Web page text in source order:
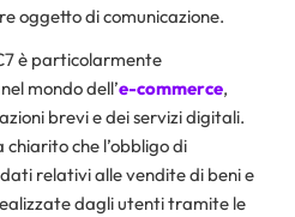
oggetto di comunicazione.
è particolarmente
mondo dell’e-commerce,
brevi e dei servizi digitali.
chiarito che l’obbligo di
relativi alle vendite di beni e
dagli utenti tramite le